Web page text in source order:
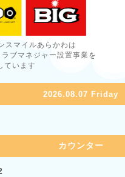
スマイルあらかわは
ブマネジャー設置事業を
ています
2026.08.07 Friday
カウンター